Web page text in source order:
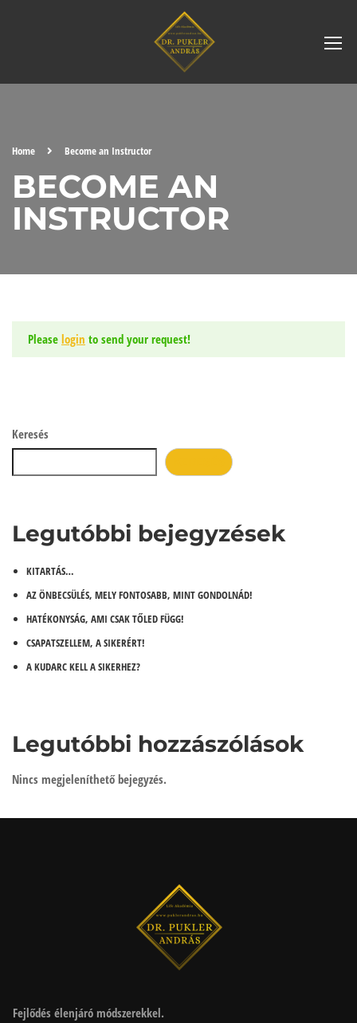
Home Become an Instructor
BECOME AN
INSTRUCTOR
Please login to send your request!
Keresés
Legutóbbi bejegyzések
KITARTÁS…
AZ ÖNBECSÜLÉS, MELY FONTOSABB, MINT GONDOLNÁD!
HATÉKONYSÁG, AMI CSAK TŐLED FÜGG!
CSAPATSZELLEM, A SIKERÉRT!
A KUDARC KELL A SIKERHEZ?
Legutóbbi hozzászólások
Nincs megjeleníthető bejegyzés.
Fejlődés élenjáró módszerekkel.